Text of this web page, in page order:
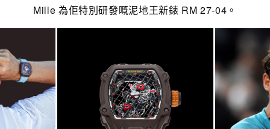
Mille 為佢特別研發嘅泥地王新錶 RM 27-04。